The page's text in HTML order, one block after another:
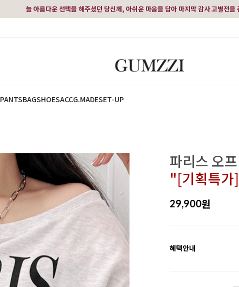
늘 아름다운 선택을 해주셨던 당신께, 아쉬운 마음을 담아 마지막 감사 고별전을
PANTSBAGSHOESACCG.MADESET-UP
파리스 오
"[기획특
29,900원
혜택안내